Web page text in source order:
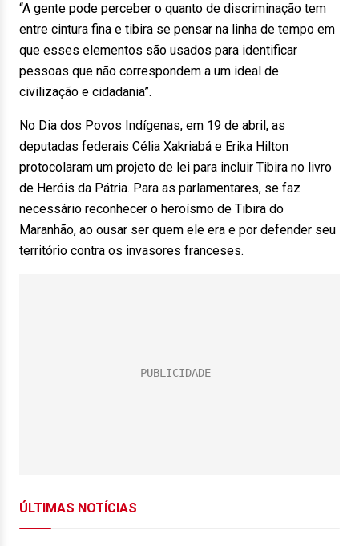
“A gente pode perceber o quanto de discriminação tem
entre cintura fina e tibira se pensar na linha de tempo em
que esses elementos são usados para identificar
pessoas que não correspondem a um ideal de
civilização e cidadania”.
No Dia dos Povos Indígenas, em 19 de abril, as
deputadas federais Célia Xakriabá e Erika Hilton
protocolaram um projeto de lei para incluir Tibira no livro
de Heróis da Pátria. Para as parlamentares, se faz
necessário reconhecer o heroísmo de Tibira do
Maranhão, ao ousar ser quem ele era e por defender seu
território contra os invasores franceses.